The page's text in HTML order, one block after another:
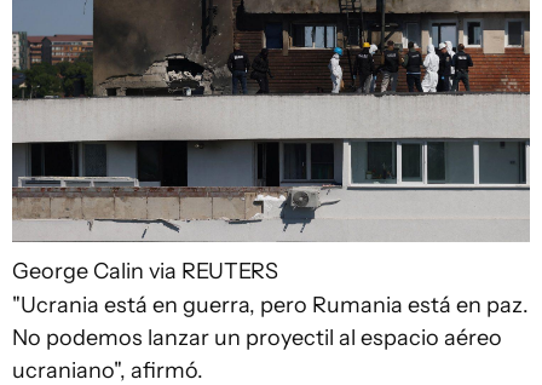
George Calin via REUTERS
"Ucrania está en guerra, pero Rumania está en paz.
No podemos lanzar un proyectil al espacio aéreo
ucraniano", afirmó.